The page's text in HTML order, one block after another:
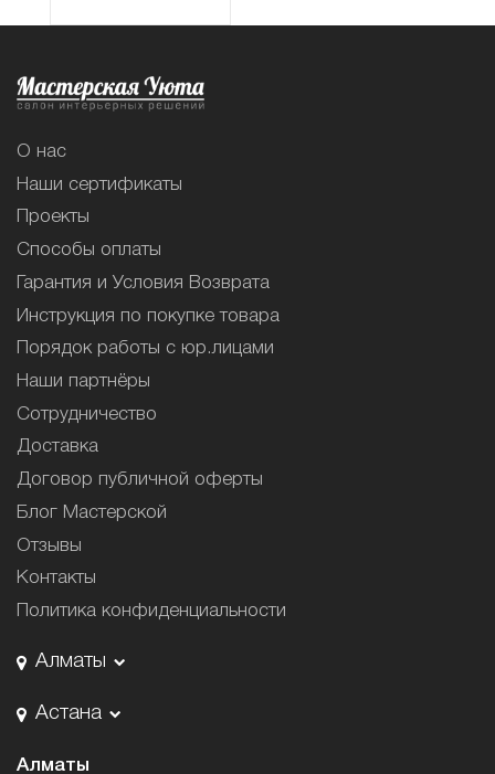
О нас
Наши сертификаты
Проекты
Способы оплаты
Гарантия и Условия Возврата
Инструкция по покупке товара
Порядок работы с юр.лицами
Наши партнёры
Сотрудничество
Доставка
Договор публичной оферты
Блог Мастерской
Отзывы
Контакты
Политика конфиденциальности
Алматы
Астана
Алматы